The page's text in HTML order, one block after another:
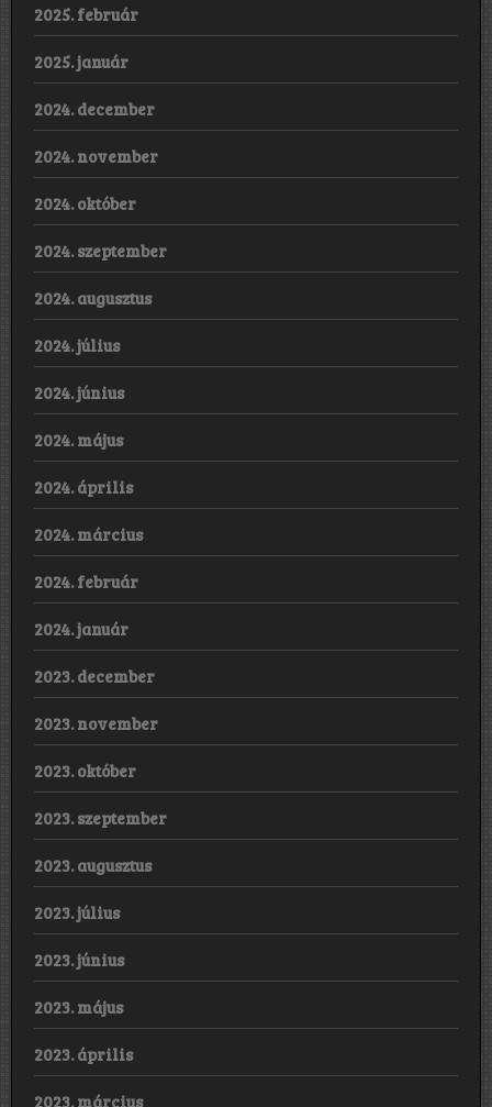
2025. február
2025. január
2024. december
2024. november
2024. október
2024. szeptember
2024. augusztus
2024. július
2024. június
2024. május
2024. április
2024. március
2024. február
2024. január
2023. december
2023. november
2023. október
2023. szeptember
2023. augusztus
2023. július
2023. június
2023. május
2023. április
2023. március